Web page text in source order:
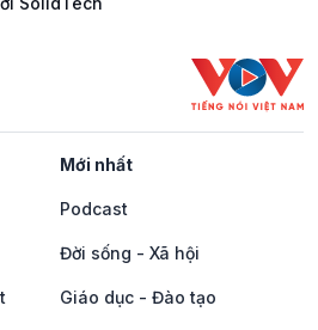
Mới nhất
Podcast
Đời sống - Xã hội
Giáo dục - Đào tạo